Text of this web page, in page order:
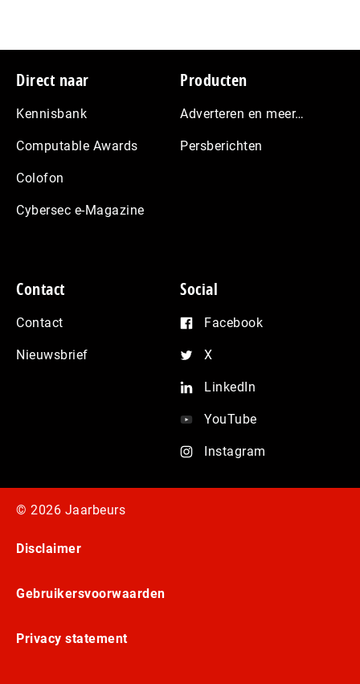
Footer
Direct naar
Kennisbank
Computable Awards
Colofon
Cybersec e-Magazine
Producten
Adverteren en meer…
Persberichten
Contact
Contact
Nieuwsbrief
Social
Facebook
X
LinkedIn
YouTube
Instagram
© 2026 Jaarbeurs
Disclaimer
Gebruikersvoorwaarden
Privacy statement